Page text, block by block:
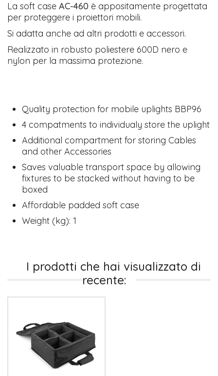
La soft caseAC-460 è appositamente progettata
per proteggere i proiettori mobili.
Si adatta anche ad altri prodotti e accessori.
Realizzato in robusto poliestere 600D nero e
nylon per la massima protezione.
Quality protection for mobile uplights BBP96
4 compatments to individualy store the uplight
Additional compartment for storing Cables
and other Accessories
Saves valuable transport space by allowing
fixtures to be stacked without having to be
boxed
Affordable padded soft case
Weight (kg): 1
I prodotti che hai visualizzato di
recente: